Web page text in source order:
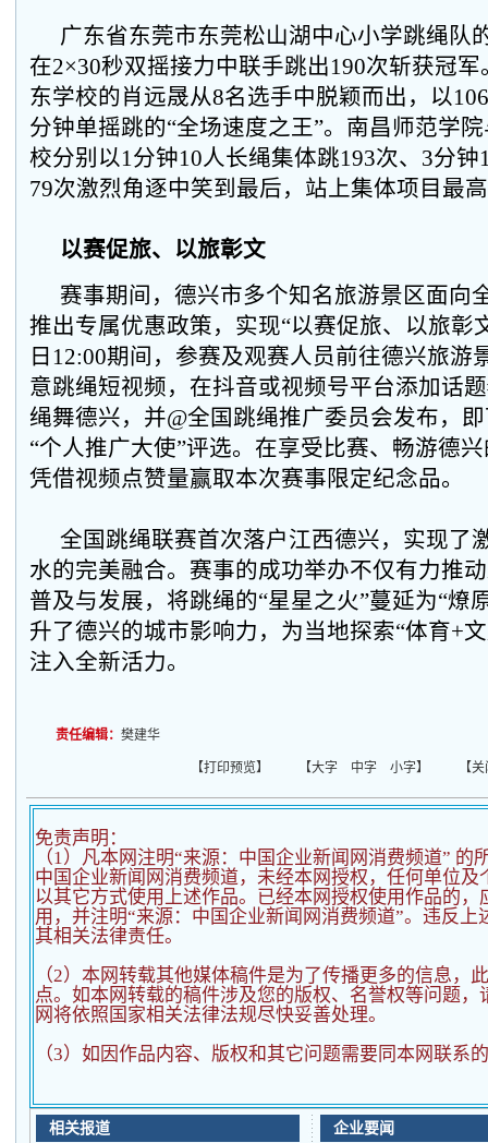
广东省东莞市东莞松山湖中心小学跳绳队
在2×30秒双摇接力中联手跳出190次斩获冠
东学校的肖远晟从8名选手中脱颖而出，以
分钟单摇跳的“全场速度之王”。南昌师范学
校分别以1分钟10人长绳集体跳193次、3分钟
79次激烈角逐中笑到最后，站上集体项目最
以赛促旅、以旅彰文
赛事期间，德兴市多个知名旅游景区面向
推出专属优惠政策，实现“以赛促旅、以旅彰
日12:00期间，参赛及观赛人员前往德兴旅游
意跳绳短视频，在抖音或视频号平台添加话
绳舞德兴，并@全国跳绳推广委员会发布，
“个人推广大使”评选。在享受比赛、畅游德
凭借视频点赞量赢取本次赛事限定纪念品。
全国跳绳联赛首次落户江西德兴，实现了
水的完美融合。赛事的成功举办不仅有力推
普及与发展，将跳绳的“星星之火”蔓延为“燎
升了德兴的城市影响力，为当地探索“体育+
注入全新活力。
责任编辑： 樊建华
【打印预览】 【大字 中字 小字】 【关
免责声明：
（1）凡本网注明“来源：中国企业新闻网消费频道” 的
中国企业新闻网消费频道，未经本网授权，任何单位及
以其它方式使用上述作品。已经本网授权使用作品的，
用，并注明“来源：中国企业新闻网消费频道”。违反上
其相关法律责任。
（2） 本网转载其他媒体稿件是为了传播更多的信息，
点。如本网转载的稿件涉及您的版权、名誉权等问题，
网将依照国家相关法律法规尽快妥善处理。
（3）如因作品内容、版权和其它问题需要同本网联系
相关报道 企业要闻